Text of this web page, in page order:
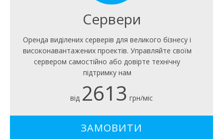
Сервери
Оренда виділених серверів для великого бізнесу і
високонавантажених проектів. Управляйте своїм
сервером самостійно або довірте технічну
підтримку нам
від 2613 грн/міс
ЗАМОВИТИ